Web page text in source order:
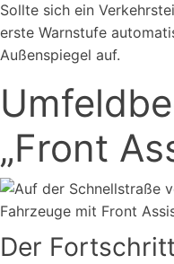
Sollte sich ein
erste Warnstufe
Außenspiegel auf.
„Front
Der